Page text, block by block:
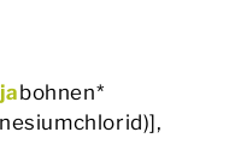
bohnen*